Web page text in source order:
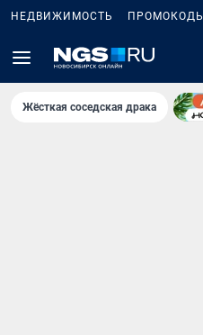
НЕДВИЖИМОСТЬ ПРОМОКОДЫ
Жёсткая соседская драка